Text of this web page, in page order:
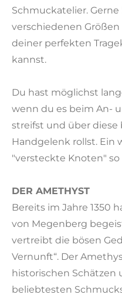
Schmuckatelier.
verschiedenen
deiner perfekten
kannst.
Du hast möglichst
wenn du es beim An-
streifst und über diese
Handgelenk rollst. Ein
"versteckte Knoten"
DER AMETHYST
Bereits im Jahre 1350
von Megenberg
vertreibt die bösen
Vernunft“. Der
historischen Schätzen
beliebtesten